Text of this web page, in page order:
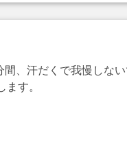
間、汗だくで我慢しな
す。